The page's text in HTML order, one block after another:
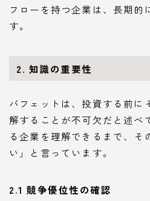
フローを持つ企業は、長期的
す。
2. 知識の重要性
バフェットは、投資する前に
解することが不可欠だと述べ
る企業を理解できるまで、そ
い」と言っています。
2.1 競争優位性の確認